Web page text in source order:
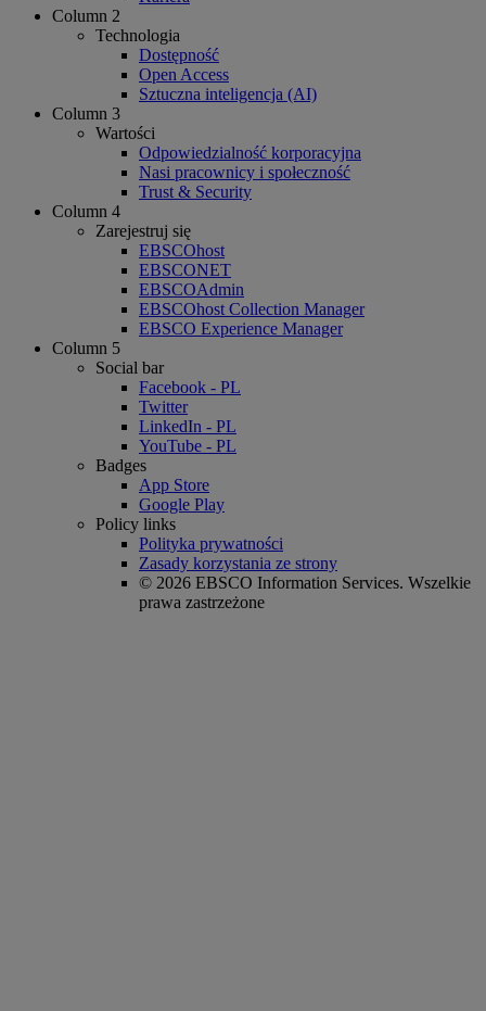
Column 2
Technologia
Dostępność
Open Access
Sztuczna inteligencja (AI)
Column 3
Wartości
Odpowiedzialność korporacyjna
Nasi pracownicy i społeczność
Trust & Security
Column 4
Zarejestruj się
EBSCOhost
EBSCONET
EBSCOAdmin
EBSCOhost Collection Manager
EBSCO Experience Manager
Column 5
Social bar
Facebook - PL
Twitter
LinkedIn - PL
YouTube - PL
Badges
App Store
Google Play
Policy links
Polityka prywatności
Zasady korzystania ze strony
© 2026 EBSCO Information Services. Wszelkie
prawa zastrzeżone